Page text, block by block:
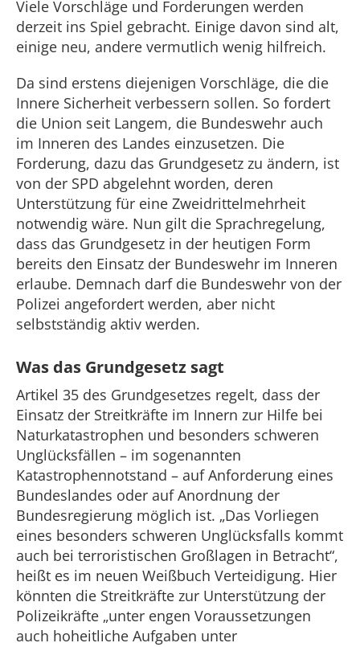
Viele Vorschläge und Forderungen werden
derzeit ins Spiel gebracht. Einige davon sind alt,
einige neu, andere vermutlich wenig hilfreich.
Da sind erstens diejenigen Vorschläge, die die
Innere Sicherheit verbessern sollen. So fordert
die Union seit Langem, die Bundeswehr auch
im Inneren des Landes einzusetzen. Die
Forderung, dazu das Grundgesetz zu ändern, ist
von der SPD abgelehnt worden, deren
Unterstützung für eine Zweidrittelmehrheit
notwendig wäre. Nun gilt die Sprachregelung,
dass das Grundgesetz in der heutigen Form
bereits den Einsatz der Bundeswehr im Inneren
erlaube. Demnach darf die Bundeswehr von der
Polizei angefordert werden, aber nicht
selbstständig aktiv werden.
Was das Grundgesetz sagt
Artikel 35 des Grundgesetzes regelt, dass der
Einsatz der Streitkräfte im Innern zur Hilfe bei
Naturkatastrophen und besonders schweren
Unglücksfällen – im sogenannten
Katastrophennotstand – auf Anforderung eines
Bundeslandes oder auf Anordnung der
Bundesregierung möglich ist. „Das Vorliegen
eines besonders schweren Unglücksfalls kommt
auch bei terroristischen Großlagen in Betracht“,
heißt es im neuen Weißbuch Verteidigung. Hier
könnten die Streitkräfte zur Unterstützung der
Polizeikräfte „unter engen Voraussetzungen
auch hoheitliche Aufgaben unter